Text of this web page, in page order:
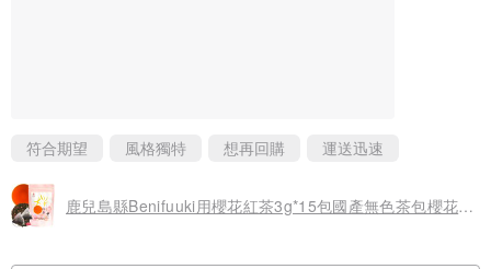
符合期望 風格獨特 想再回購 運送迅速
鹿兒島縣Benifuuki用櫻花紅茶3g*15包國產無色茶包櫻花紅茶櫻花紅茶茶葉錫蘭茶櫻花茶櫻花茶